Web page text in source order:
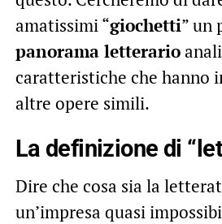
amatissimi “giochetti” un
panorama letterario
caratteristiche che hanno
altre opere simili.
La definizione di
Dire che cosa sia la
un’impresa quasi